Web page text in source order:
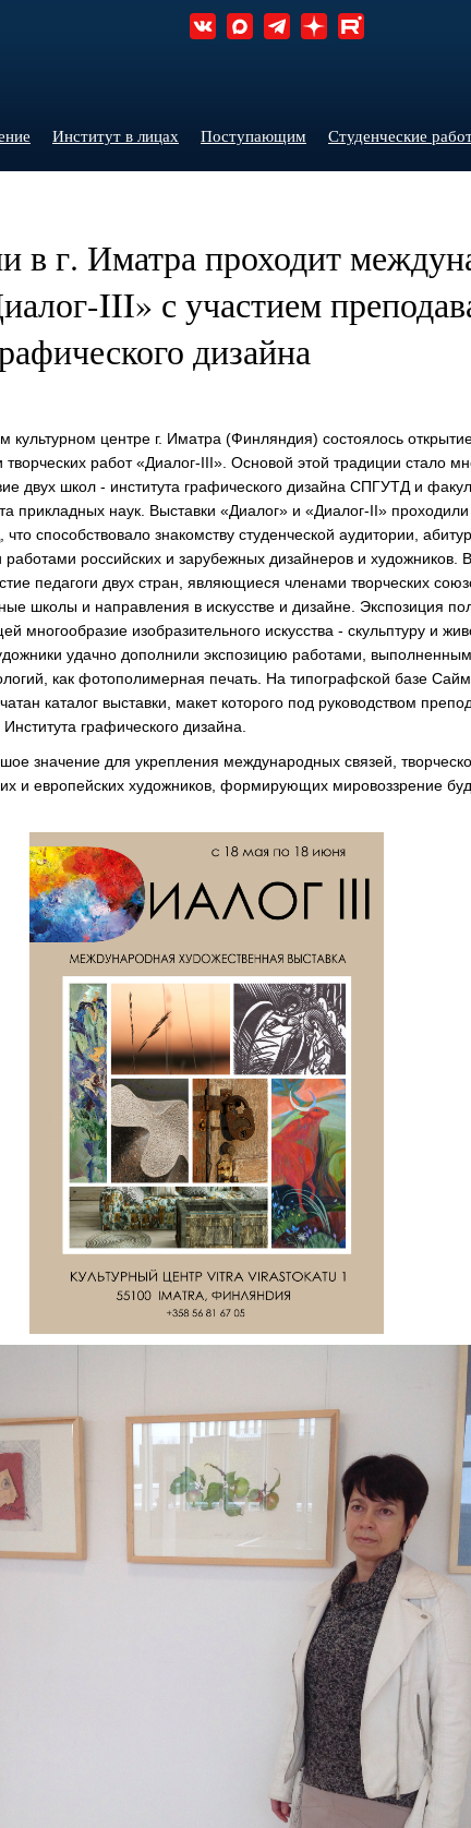
Институт в лицах Поступающим Студенческие
в г. Иматра проходит
III» с участием
дизайна
культурном центре г. Иматра (Финляндия) состоялось
работ «Диалог-III». Основой этой традиции стало
двух школ - института графического дизайна СПГУТД и
прикладных наук. Выставки «Диалог» и «Диалог-II»
способствовало знакомству студенческой аудитории,
работами российских и зарубежных дизайнеров и художников.
педагоги двух стран, являющиеся членами творческих
школы и направления в искусстве и дизайне. Экспозиция
многообразие изобразительного искусства - скульптуру и
удачно дополнили экспозицию работами,
как фотополимерная печать. На типографской базе
каталог выставки, макет которого под руководством
графического дизайна.
значение для укрепления международных связей,
и европейских художников, формирующих мировоззрение